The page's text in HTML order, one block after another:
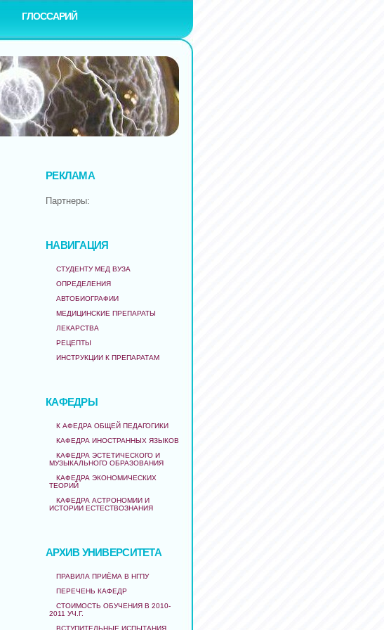
ГЛОССАРИЙ
РЕКЛАМА
Партнеры:
НАВИГАЦИЯ
СТУДЕНТУ МЕД ВУЗА
ОПРЕДЕЛЕНИЯ
АВТОБИОГРАФИИ
МЕДИЦИНСКИЕ ПРЕПАРАТЫ
ЛЕКАРСТВА
РЕЦЕПТЫ
ИНСТРУКЦИИ К ПРЕПАРАТАМ
КАФЕДРЫ
К АФЕДРА ОБЩЕЙ ПЕДАГОГИКИ
КАФЕДРА ИНОСТРАННЫХ ЯЗЫКОВ
КАФЕДРА ЭСТЕТИЧЕСКОГО И
МУЗЫКАЛЬНОГО ОБРАЗОВАНИЯ
КАФЕДРА ЭКОНОМИЧЕСКИХ
ТЕОРИЙ
КАФЕДРА АСТРОНОМИИ И
ИСТОРИИ ЕСТЕСТВОЗНАНИЯ
АРХИВ УНИВЕРСИТЕТА
ПРАВИЛА ПРИЁМА В НГПУ
ПЕРЕЧЕНЬ КАФЕДР
СТОИМОСТЬ ОБУЧЕНИЯ В 2010-
2011 УЧ.Г.
ВСТУПИТЕЛЬНЫЕ ИСПЫТАНИЯ